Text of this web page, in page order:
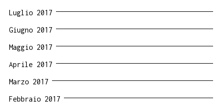
Luglio 2017
Giugno 2017
Maggio 2017
Aprile 2017
Marzo 2017
Febbraio 2017